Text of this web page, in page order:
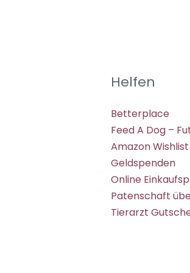
Helfen
Betterplace
Feed A Dog –
Amazon Wishlist
Geldspenden
Online
Patenschaft
Tierarzt